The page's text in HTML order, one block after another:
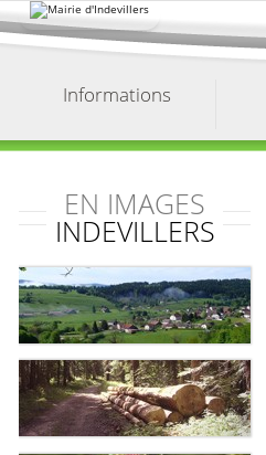
au
contenu.
Informations
EN IMAGES
INDEVILLERS